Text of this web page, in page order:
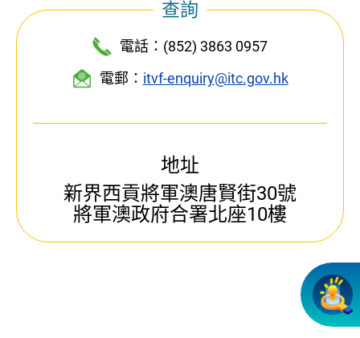
查詢
電話：(852) 3863 0957
電郵： itvf-enquiry@itc.gov.hk
地址
新界西貢將軍澳唐賢街30號
將軍澳政府合署北座10樓